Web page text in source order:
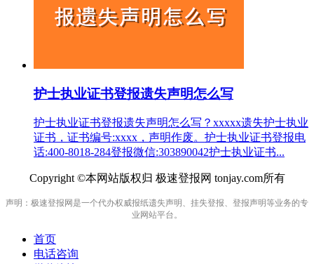
护士执业证书登报遗失声明怎么写
护士执业证书登报遗失声明怎么写？xxxxx遗失护士执业
证书，证书编号:xxxx，声明作废。护士执业证书登报电
话:400-8018-284登报微信:303890042护士执业证书...
Copyright ©本网站版权归 极速登报网 tonjay.com所有
声明：极速登报网是一个代办权威报纸遗失声明、挂失登报、登报声明等业务的专
业网站平台。
首页
电话咨询